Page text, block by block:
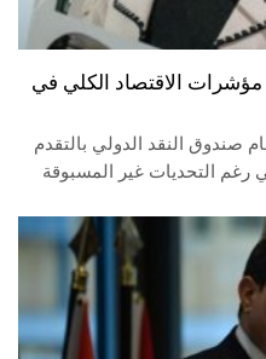
الاقتصاد الكلي في
صندوق النقد الدولي بالتقدم
رغم التحديات غير المسبوقة